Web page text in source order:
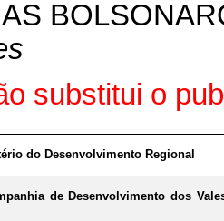
substitui o
do Desenvolvimento Regional
de Desenvolvimento dos